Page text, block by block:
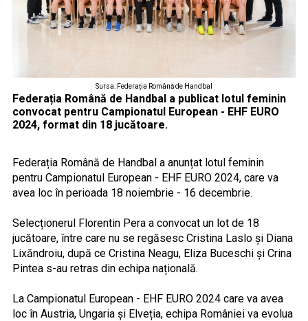
Sursa: Federația Română de Handbal
Federația Română de Handbal a publicat lotul feminin
convocat pentru Campionatul European - EHF EURO
2024, format din 18 jucătoare.
Federația Română de Handbal a anunțat lotul feminin
pentru Campionatul European - EHF EURO 2024, care va
avea loc în perioada 18 noiembrie - 16 decembrie.
Selecționerul Florentin Pera a convocat un lot de 18
jucătoare, între care nu se regăsesc Cristina Laslo și Diana
Lixăndroiu, după ce Cristina Neagu, Eliza Buceschi și Crina
Pintea s-au retras din echipa națională.
La Campionatul European - EHF EURO 2024 care va avea
loc în Austria, Ungaria și Elveția, echipa României va evolua